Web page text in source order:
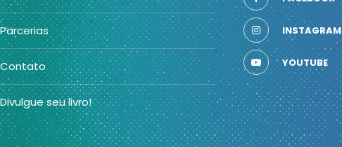
Parcerias
Contato
Divulgue seu livro!
INSTAGRAM
YOUTUBE